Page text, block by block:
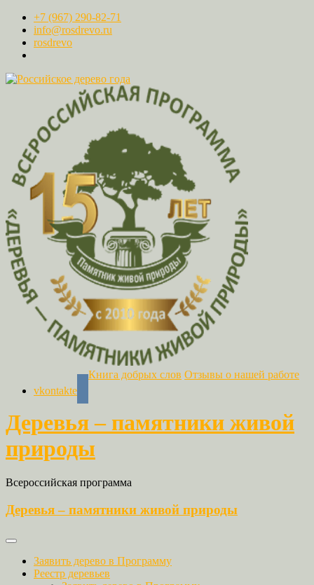
+7 (967) 290-82-71
info@rosdrevo.ru
rosdrevo
vkontakte
Книга добрых слов Отзывы о нашей работе
Деревья – памятники живой
природы
Всероссийская программа
Деревья – памятники живой природы
Заявить дерево в Программу
Реестр деревьев